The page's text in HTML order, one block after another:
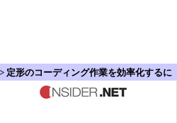
> 定形のコーディング作業を効率化するに